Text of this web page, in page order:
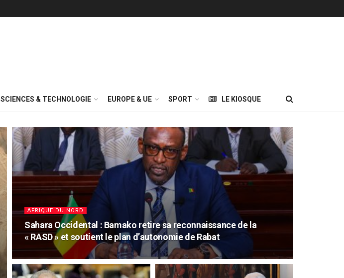
SCIENCES & TECHNOLOGIE EUROPE & UE SPORT LE KIOSQUE
AFRIQUE DU NORD
Sahara Occidental : Bamako retire sa reconnaissance de la
« RASD » et soutient le plan d’autonomie de Rabat